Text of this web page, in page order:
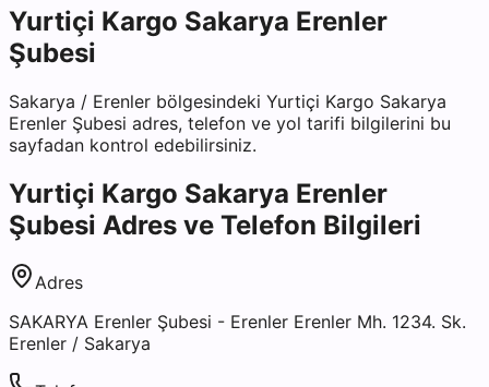
Yurtiçi Kargo Sakarya Erenler
Şubesi
Sakarya / Erenler bölgesindeki Yurtiçi Kargo Sakarya
Erenler Şubesi adres, telefon ve yol tarifi bilgilerini bu
sayfadan kontrol edebilirsiniz.
Yurtiçi Kargo Sakarya Erenler
Şubesi Adres ve Telefon Bilgileri
Adres
SAKARYA Erenler Şubesi - Erenler Erenler Mh. 1234. Sk.
Erenler / Sakarya